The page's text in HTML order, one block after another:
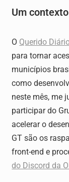
Um contexto
O Querido
para tornar
municípios
como
neste mês, me
participar do
acelerar o
GT são os
front-end e
do Discord da